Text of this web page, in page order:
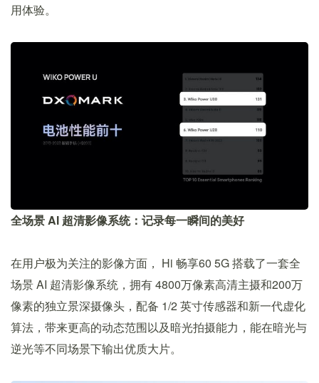
用体验。
全场景 AI 超清影像系统：记录每一瞬间的美好
在用户极为关注的影像方面， Hi 畅享60 5G 搭载了一套全
场景 AI 超清影像系统，拥有 4800万像素高清主摄和200万
像素的独立景深摄像头，配备 1/2 英寸传感器和新一代虚化
算法，带来更高的动态范围以及暗光拍摄能力，能在暗光与
逆光等不同场景下输出优质大片。